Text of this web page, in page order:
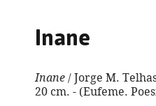
Inane
Inane / Jorge M.
20 cm. - (Eufeme.